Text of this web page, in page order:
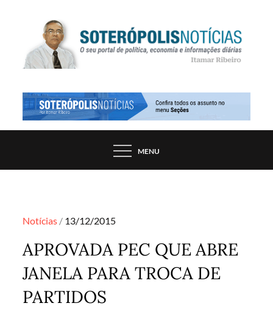
SOTERÓPOLIS NOTÍCIAS
PORTAL DE NOTÍCIAS DE SALVADOR E
MENU
Notícias Posted
13/12/2015
APROVADA PEC QUE ABRE
JANELA PARA TROCA DE
PARTIDOS